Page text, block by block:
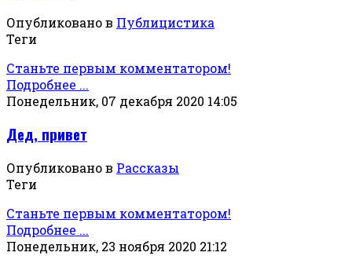
Опубликовано в Публицистика
Теги
Станьте первым комментатором!
Подробнее ...
Понедельник, 07 декабря 2020 14:05
Дед, привет
Опубликовано в Рассказы
Теги
Станьте первым комментатором!
Подробнее ...
Понедельник, 23 ноября 2020 21:12